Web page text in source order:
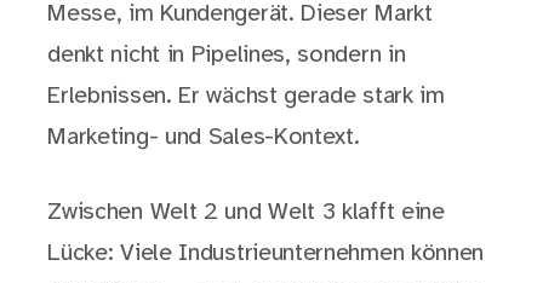
Messe, im Kundengerät. Dieser Markt
denkt nicht in Pipelines, sondern in
Erlebnissen. Er wächst gerade stark im
Marketing- und Sales-Kontext.
Zwischen Welt 2 und Welt 3 klafft eine
Lücke: Viele Industrieunternehmen können